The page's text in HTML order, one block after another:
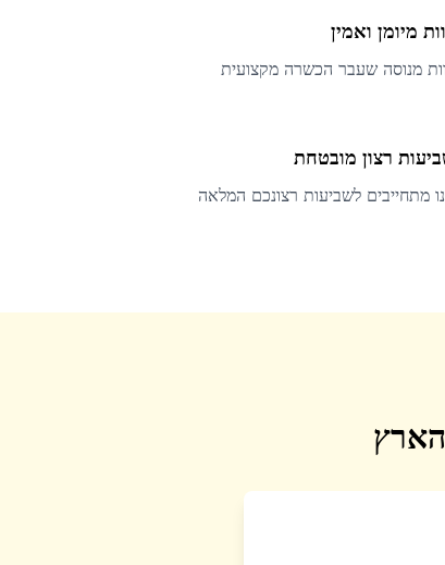
מיומן ואמין
מנוסה שעבר הכשרה מקצועית
רצון מובטחת
מתחייבים לשביעות רצונכם המלאה
הארץ